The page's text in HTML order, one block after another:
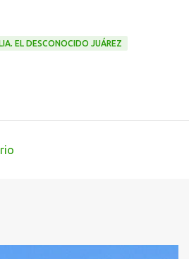
EL DESCONOCIDO JUÁREZ